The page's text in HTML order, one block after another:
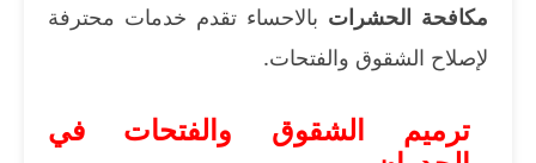
مكافحة الحشرات بالاحساء تقدم خدمات محترفة
لإصلاح الشقوق والفتحات.
ترميم الشقوق والفتحات في